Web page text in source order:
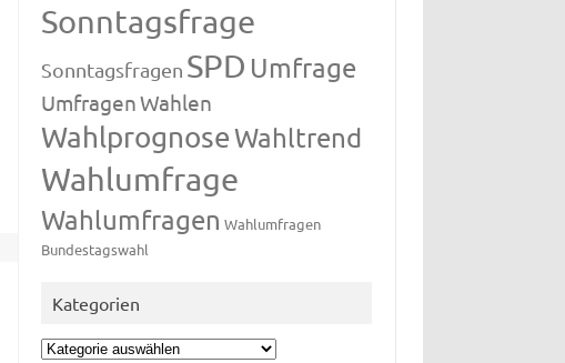
Sonntagsfrage
Sonntagsfragen SPD Umfrage
UmfragenWahlen
WahlprognoseWahltrend
Wahlumfrage
Wahlumfragen Wahlumfragen
Bundestagswahl
Kategorien
Kategorien